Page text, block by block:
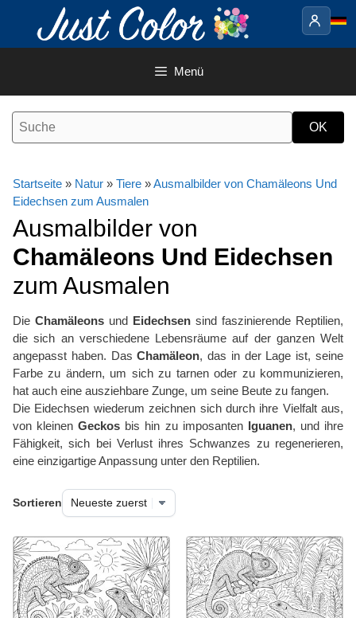
Inhalt
Menü
Startseite » Natur » Tiere »Ausmalbilder von Chamäleons Und
Eidechsen zum Ausmalen
Ausmalbilder von
Chamäleons Und Eidechsen
zum Ausmalen
Die Chamäleons und Eidechsen sind faszinierende Reptilien,
die sich an verschiedene Lebensräume auf der ganzen Welt
angepasst haben. DasChamäleon, das in der Lage ist, seine
Farbe zu ändern, um sich zu tarnen oder zu kommunizieren,
hat auch eine ausziehbare Zunge, um seine Beute zu fangen.
Die Eidechsen wiederum zeichnen sich durch ihre Vielfalt aus,
von kleinenGeckos bis hin zu imposanten Iguanen, und ihre
Fähigkeit, sich bei Verlust ihres Schwanzes zu regenerieren,
eine einzigartige Anpassung unter den Reptilien.
Sortieren